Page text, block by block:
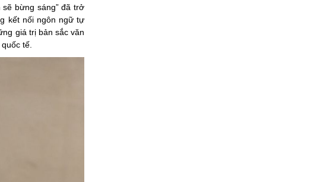
bừng sáng” đã trở
kết nối ngôn ngữ tự
giá trị bản sắc văn
tế.